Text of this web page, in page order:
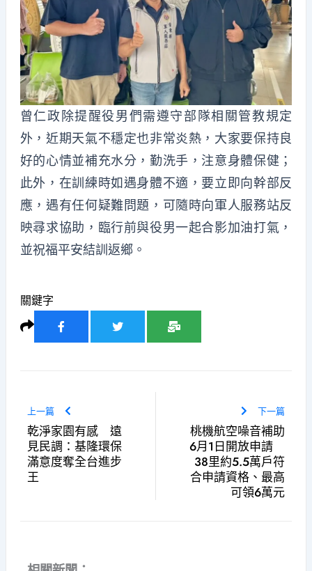
曾仁政除提醒役男們需遵守部隊相關管教規定
外，近期天氣不穩定也非常炎熱，大家要保持良
好的心情並補充水分，勤洗手，注意身體保健；
此外，在訓練時如遇身體不適，要立即向幹部反
應，遇有任何疑難問題，可隨時向軍人服務站反
映尋求協助，臨行前與役男一起合影加油打氣，
並祝福平安結訓返鄉。
關鍵字
上一篇
乾淨家園有感 遠
見民調：基隆環保
滿意度奪全台進步
王
下一篇
桃機航空噪音補助
6月1日開放申請
38里約5.5萬戶符
合申請資格、最高
可領6萬元